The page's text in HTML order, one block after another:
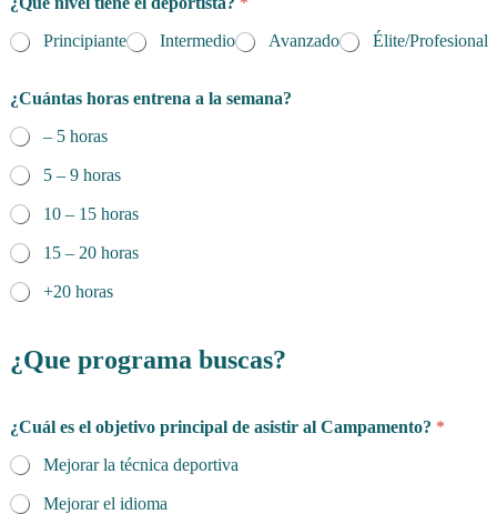
Principiante
Intermedio Avanzado Élite/Profesional
¿Cuántas horas entrena a la semana?
– 5 horas
5 – 9 horas
10 – 15 horas
15 – 20 horas
+20 horas
¿Que programa buscas?
¿Cuál es el objetivo principal de asistir al Campamento? *
Mejorar la técnica deportiva
Mejorar el idioma